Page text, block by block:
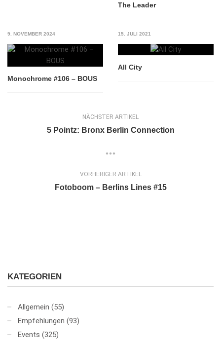
The Leader
9. NOVEMBER 2024
Monochrome #106 – BOUS
15. JULI 2021
All City
NÄCHSTER ARTIKEL
5 Pointz: Bronx Berlin Connection
VORHERIGER ARTIKEL
Fotoboom – Berlins Lines #15
KATEGORIEN
Allgemein (55)
Empfehlungen (93)
Events (325)